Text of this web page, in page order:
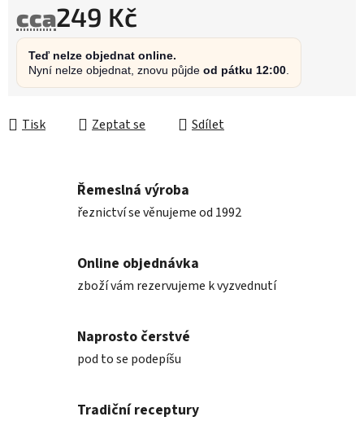
cca249 Kč
Měrná cena:
Teď nelze objednat online.
Nyní nelze objednat, znovu půjde od pátku 12:00
Tisk Zeptat se Sdílet
Řemeslná výroba
řeznictví se věnujeme od 1992
Online objednávka
zboží vám rezervujeme k vyzvednutí
Naprosto čerstvé
pod to se podepíšu
Tradiční receptury